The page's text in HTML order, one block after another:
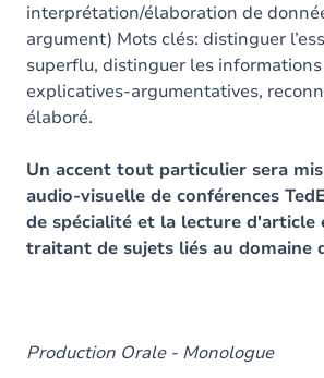
interprétation/élaboration de
argument) Mots clés: distinguer
superflu, distinguer les
explicatives-argumentatives,
élaboré.
Un accent tout particulier sera
audio-visuelle de conférences
de spécialité et la lecture d'article
traitant de sujets liés au domaine
Production Orale - Monologue